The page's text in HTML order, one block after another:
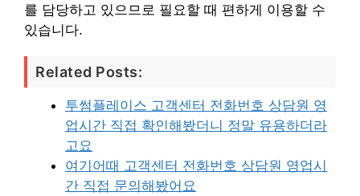
를 담당하고 있으므로 필요할 때 편하게 이용할 수
있습니다.
Related Posts:
투썸플레이스 고객센터 전화번호 상담원 영
업시간 직접 확인해봤더니 정말 유용하더라
고요
여기어때 고객센터 전화번호 상담원 영업시
간 직접 문의해봤어요